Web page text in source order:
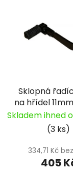
Sklopná
na hřídel
YCF
Skladem ihned
(3 ks)
334,71 Kč
405